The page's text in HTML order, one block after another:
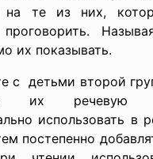
на те из них,
проговорить.
их показывать.
с детьми второй
их речевую
использовать в
постепенно